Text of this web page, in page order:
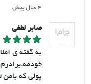
۴ سال پیش
صابر لطفی
به گفته ی
پولی که بامن